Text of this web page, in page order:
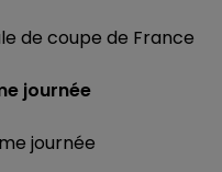
de coupe de France
journée
journée